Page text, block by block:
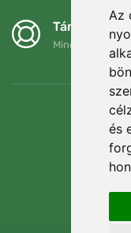
Az
és
Támogatjuk
Minden